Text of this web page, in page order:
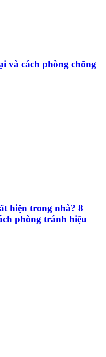
và cách phòng chống
hiện trong nhà? 8
phòng tránh hiệu